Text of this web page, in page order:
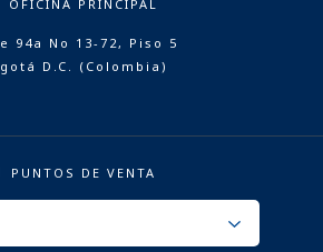
OFICINA PRINCIPAL
94a No 13-72, Piso 5
D.C. (Colombia)
PUNTOS DE VENTA